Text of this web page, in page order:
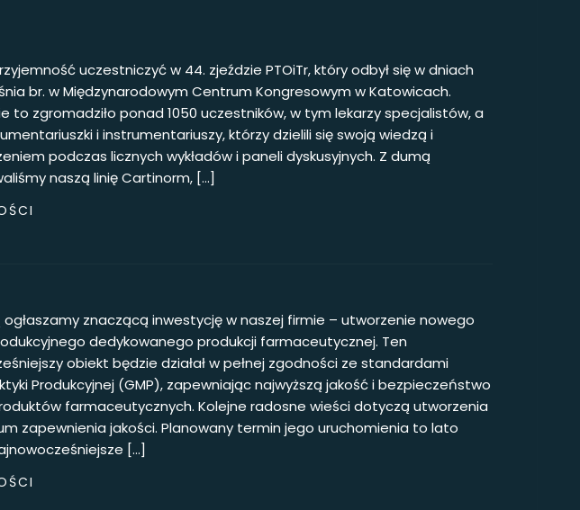
uczestniczyć w 44. zjeździe PTOiTr, który odbył się w dniach
br. w Międzynarodowym Centrum Kongresowym w Katowicach.
to zgromadziło ponad 1050 uczestników, w tym lekarzy specjalistów, a
i instrumentariuszy, którzy dzielili się swoją wiedzą i
podczas licznych wykładów i paneli dyskusyjnych. Z dumą
naszą linię Cartinorm, […]
ogłaszamy znaczącą inwestycję w naszej firmie – utworzenie nowego
dedykowanego produkcji farmaceutycznej. Ten
obiekt będzie działał w pełnej zgodności ze standardami
Produkcyjnej (GMP), zapewniając najwyższą jakość i bezpieczeństwo
farmaceutycznych. Kolejne radosne wieści dotyczą utworzenia
zapewnienia jakości. Planowany termin jego uruchomienia to lato
[…]